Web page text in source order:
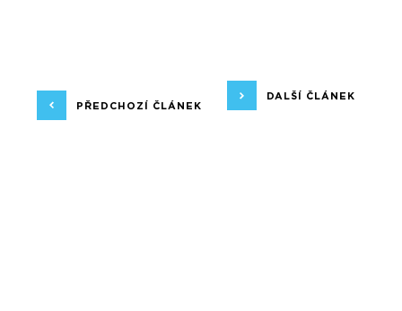
PŘEDCHOZÍ ČLÁNEK
DALŠÍ ČLÁNEK